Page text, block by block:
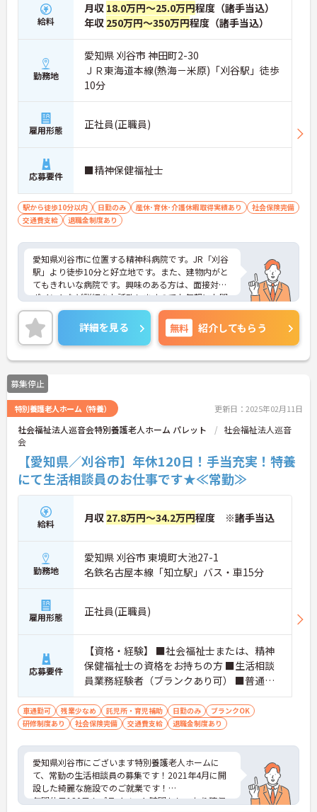
給料
月収 18.0万円～25.0万円程度（諸手当込）
年収 250万円～350万円程度（諸手当込）
勤務地
愛知県 刈谷市 神田町2-30
ＪＲ東海道本線(熱海－米原)「刈谷駅」徒歩
10分
雇用形態 正社員(正職員)
応募要件 ■精神保健福祉士
駅から徒歩10分以内 日勤のみ 産休･育休･介護休暇取得実績あり
社会保険完備
交通費支給
退職金制度あり
愛知県刈谷市に位置する精神科病院です。JR「刈谷
駅」より徒歩10分と好立地です。また、建物内がと
てもきれいな病院です。興味のある方は、面接対策
ポイントなど詳細をお話致しますのでお気軽にお問
い合わせ下さい。
詳細を見る 無料 紹介してもらう
募集停止
特別養護老人ホーム（特養） 更新日：2025年02月11日
社会福祉法人巡音会特別養護老人ホーム パレット
社会福祉法人巡音
会
【愛知県／刈谷市】年休120日！手当充実！特養
にて生活相談員のお仕事です★≪常勤≫
給料 月収 27.8万円～34.2万円程度 ※諸手当込
勤務地
愛知県 刈谷市 東境町大池27-1
名鉄名古屋本線「知立駅」バス・車15分
雇用形態 正社員(正職員)
応募要件
【資格・経験】 ■社会福祉士または、精神
保健福祉士の資格をお持ちの方 ■生活相談
員業務経験者（ブランクあり可） ■普通自
動車運転免許（AT限定可）
車通勤可 残業少なめ 託児所・育児補助 日勤のみ
ブランクOK
研修制度あり
社会保険完備 交通費支給 退職金制度あり
愛知県刈谷市にございます特別養護老人ホームに
て、常勤の生活相談員の募集です！2021年4月に開
設した綺麗な施設でのご就業です！
年間休日120日！プライベート時間もしっかり確保